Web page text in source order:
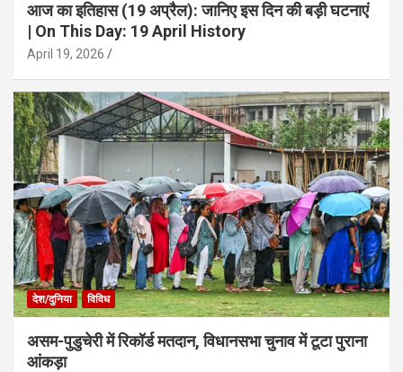
आज का इतिहास (19 अप्रैल): जानिए इस दिन की बड़ी घटनाएं
| On This Day: 19 April History
April 19, 2026
देश/दुनिया विविध
असम-पुडुचेरी में रिकॉर्ड मतदान, विधानसभा चुनाव में टूटा पुराना
आंकड़ा